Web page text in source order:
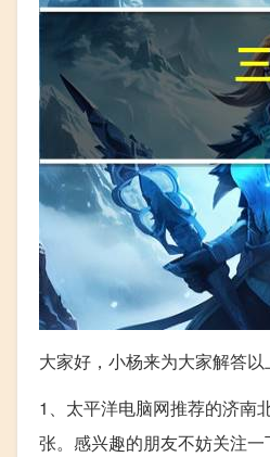
大家好，小杨来为大家解答
1、太平洋电脑网推荐的济南
张。感兴趣的朋友不妨关注一